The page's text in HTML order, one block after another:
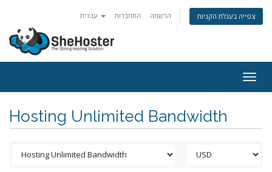
התחברות הרשמה צפייה בעגלת הקניות
Hosting Unlimited Bandwidth